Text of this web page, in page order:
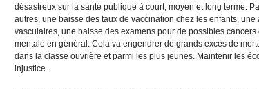
désastreux sur la santé publique à court, moyen et long terme.
autres, une baisse des taux de vaccination chez les enfants,
vasculaires, une baisse des examens pour de possibles
mentale en général. Cela va engendrer de grands excès de
dans la classe ouvrière et parmi les plus jeunes. Maintenir les
injustice.